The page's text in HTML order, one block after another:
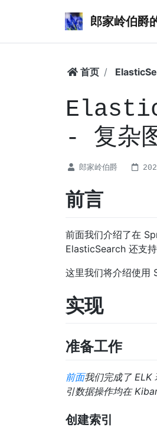
郎家岭伯爵
首页
- 复杂
郎家岭伯爵
前言
前面我们介绍了在
ElasticSearch 还支
这里我们将介绍使
实现
准备工作
前面我们完成了 ELK
引数据操作均在
创建索引